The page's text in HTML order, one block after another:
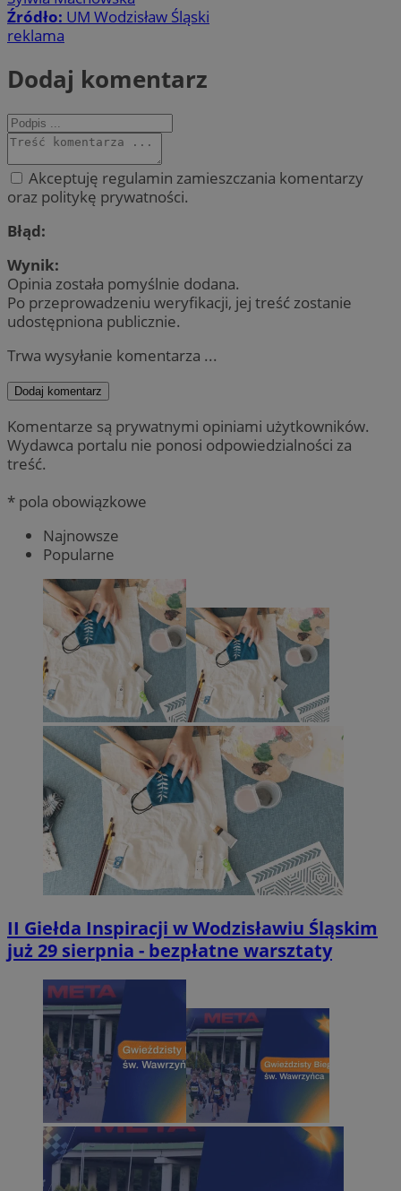
Źródło: UM Wodzisław Śląski
reklama
Dodaj komentarz
Akceptuję regulamin zamieszczania komentarzy
oraz politykę prywatności.
Błąd:
Wynik:
Opinia została pomyślnie dodana.
Po przeprowadzeniu weryfikacji, jej treść zostanie
udostępniona publicznie.
Trwa wysyłanie komentarza ...
Dodaj komentarz
Komentarze są prywatnymi opiniami użytkowników.
Wydawca portalu nie ponosi odpowiedzialności za
treść.
* pola obowiązkowe
Najnowsze
Popularne
II Giełda Inspiracji w Wodzisławiu Śląskim
już 29 sierpnia - bezpłatne warsztaty